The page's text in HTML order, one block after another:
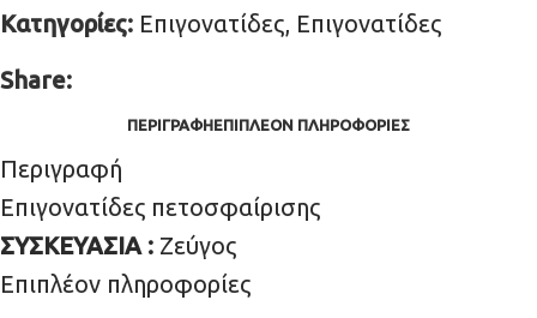
Κατηγορίες: Επιγονατίδες, Επιγονατίδες
Share:
ΠΕΡΙΓΡΑΦΉΕΠΙΠΛΈΟΝ ΠΛΗΡΟΦΟΡΊΕΣ
Περιγραφή
Επιγονατίδες πετοσφαίρισης
ΣΥΣΚΕΥΑΣΙΑ : Ζεύγος
Επιπλέον πληροφορίες